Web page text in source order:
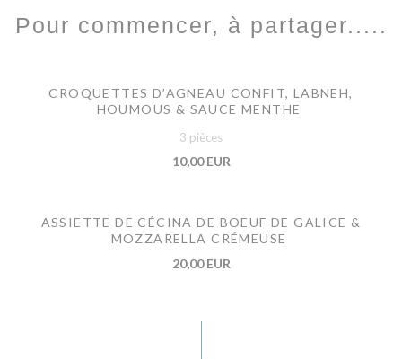
Pour commencer, à partager.....
CROQUETTES D’AGNEAU CONFIT, LABNEH,
HOUMOUS & SAUCE MENTHE
3 pièces
10,00 EUR
ASSIETTE DE CÉCINA DE BOEUF DE GALICE &
MOZZARELLA CRÉMEUSE
20,00 EUR